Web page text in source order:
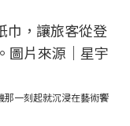
那一刻起就沉浸在藝術饗